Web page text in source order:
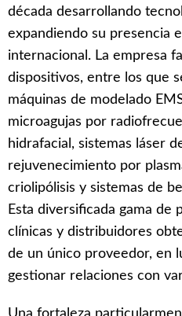
década desarrollando
expandiendo su presencia
internacional. La empresa
dispositivos, entre los que
máquinas de modelado
microagujas por
hidrafacial, sistemas láser
rejuvenecimiento por
criolipólisis y sistemas de
Esta diversificada gama de
clínicas y distribuidores
de un único proveedor, en
gestionar relaciones con